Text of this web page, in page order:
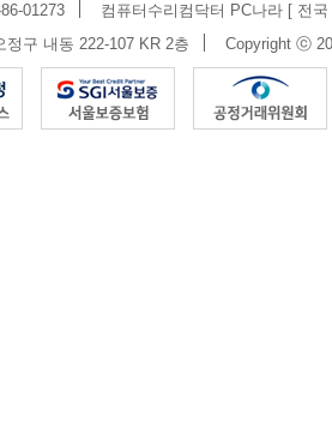
01273
컴퓨터수리컴닥터 PC나라 [ 전
정구 내동 222-107 KR 2층
Copyright ⓒ